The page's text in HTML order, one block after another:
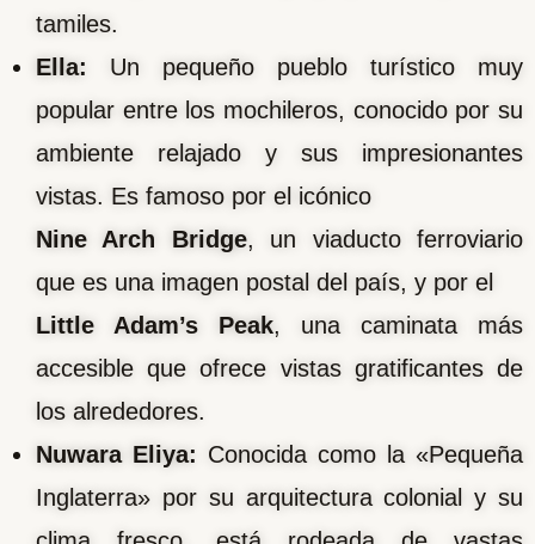
tamiles.
Ella: Un pequeño pueblo turístico muy
popular entre los mochileros, conocido por su
ambiente relajado y sus impresionantes
vistas. Es famoso por el icónico
Nine Arch Bridge, un viaducto ferroviario
que es una imagen postal del país, y por el
Little Adam’s Peak, una caminata más
accesible que ofrece vistas gratificantes de
los alrededores.
Nuwara Eliya: Conocida como la «Pequeña
Inglaterra» por su arquitectura colonial y su